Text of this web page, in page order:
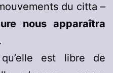
du citta –
nous apparaîtra
est libre de